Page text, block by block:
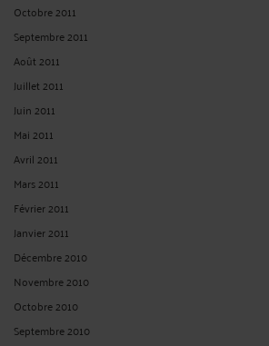
Octobre 2011
Septembre 2011
Août 2011
Juillet 2011
Juin 2011
Mai 2011
Avril 2011
Mars 2011
Février 2011
Janvier 2011
Décembre 2010
Novembre 2010
Octobre 2010
Septembre 2010